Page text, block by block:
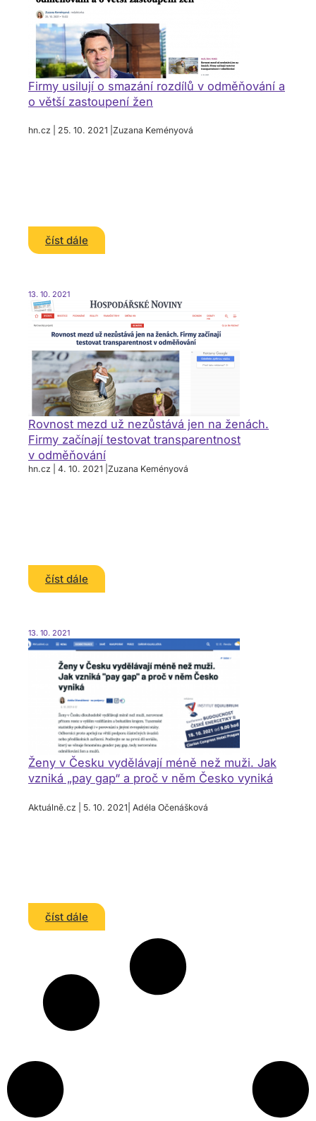
Firmy usilují o smazání rozdílů v odměňování a
o větší zastoupení žen
hn.cz | 25. 10. 2021 |Zuzana Keményová
číst dále
13. 10. 2021
Rovnost mezd už nezůstává jen na ženách.
Firmy začínají testovat transparentnost
v odměňování
hn.cz | 4. 10. 2021 |Zuzana Keményová
číst dále
13. 10. 2021
Ženy v Česku vydělávají méně než muži. Jak
vzniká „pay gap“ a proč v něm Česko vyniká
Aktuálně.cz | 5. 10. 2021| Adéla Očenášková
číst dále